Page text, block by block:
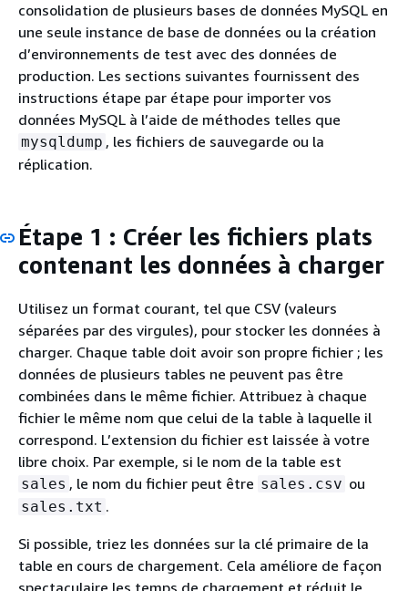
consolidation de plusieurs bases de données MySQL en
une seule instance de base de données ou la création
d’environnements de test avec des données de
production. Les sections suivantes fournissent des
instructions étape par étape pour importer vos
données MySQL à l’aide de méthodes telles que
mysqldump , les fichiers de sauvegarde ou la
réplication.
Étape 1 : Créer les fichiers plats
contenant les données à charger
Utilisez un format courant, tel que CSV (valeurs
séparées par des virgules), pour stocker les données à
charger. Chaque table doit avoir son propre fichier ; les
données de plusieurs tables ne peuvent pas être
combinées dans le même fichier. Attribuez à chaque
fichier le même nom que celui de la table à laquelle il
correspond. L’extension du fichier est laissée à votre
libre choix. Par exemple, si le nom de la table est
sales , le nom du fichier peut être sales.csv ou
sales.txt .
Si possible, triez les données sur la clé primaire de la
table en cours de chargement. Cela améliore de façon
spectaculaire les temps de chargement et réduit le